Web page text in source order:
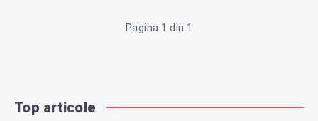
APLICATIA
HOME
Pagina 1 din 1
Top articole